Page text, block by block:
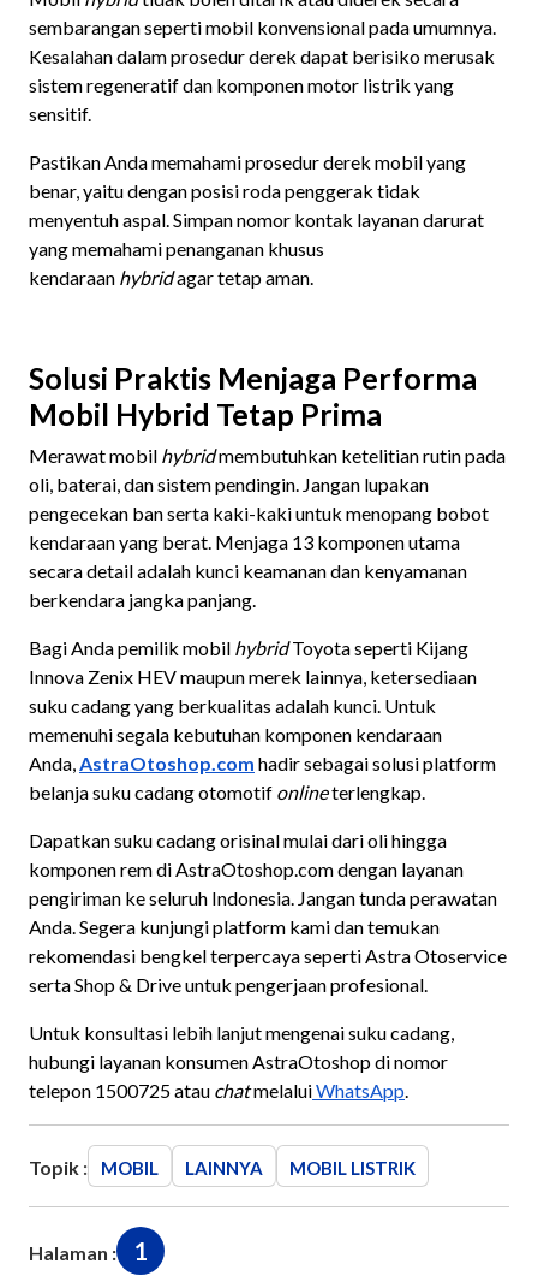
sembarangan seperti mobil konvensional pada umumnya.
Kesalahan dalam prosedur derek dapat berisiko merusak
sistem regeneratif dan komponen motor listrik yang
sensitif.
Pastikan Anda memahami prosedur derek mobil yang
benar, yaitu dengan posisi roda penggerak tidak
menyentuh aspal. Simpan nomor kontak layanan darurat
yang memahami penanganan khusus
kendaraan hybridagar tetap aman.
Solusi Praktis Menjaga Performa
Mobil Hybrid Tetap Prima
Merawat mobil hybridmembutuhkan ketelitian rutin pada
oli, baterai, dan sistem pendingin. Jangan lupakan
pengecekan ban serta kaki-kaki untuk menopang bobot
kendaraan yang berat. Menjaga 13 komponen utama
secara detail adalah kunci keamanan dan kenyamanan
berkendara jangka panjang.
Bagi Anda pemilik mobil hybridToyota seperti Kijang
Innova Zenix HEV maupun merek lainnya, ketersediaan
suku cadang yang berkualitas adalah kunci. Untuk
memenuhi segala kebutuhan komponen kendaraan
Anda, AstraOtoshop.com hadir sebagai solusi platform
belanja suku cadang otomotif onlineterlengkap.
Dapatkan suku cadang orisinal mulai dari oli hingga
komponen rem di AstraOtoshop.com dengan layanan
pengiriman ke seluruh Indonesia. Jangan tunda perawatan
Anda. Segera kunjungi platform kami dan temukan
rekomendasi bengkel terpercaya seperti Astra Otoservice
serta Shop & Drive untuk pengerjaan profesional.
Untuk konsultasi lebih lanjut mengenai suku cadang,
hubungi layanan konsumen AstraOtoshop di nomor
telepon 1500725 atau chatmelaluiWhatsApp
Topik : MOBIL LAINNYA MOBIL LISTRIK
Halaman : 1